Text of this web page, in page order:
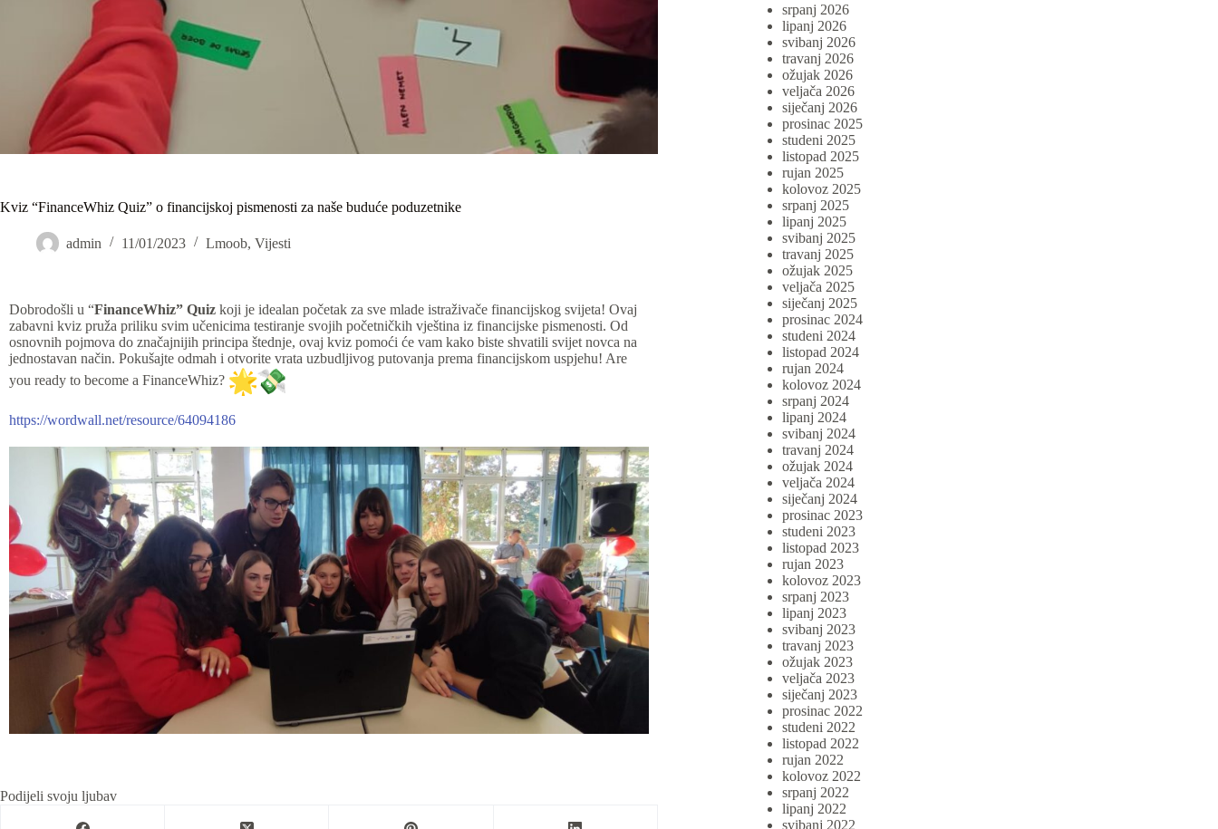
Kviz “FinanceWhiz Quiz” o financijskoj pismenosti za naše buduće poduzetnike
admin 11/01/2023 Lmoob, Vijesti
Dobrodošli u “FinanceWhiz” Quiz koji je idealan početak za sve mlade istraživače financijskog svijeta! Ovaj
zabavni kviz pruža priliku svim učenicima testiranje svojih početničkih vještina iz financijske pismenosti. Od
osnovnih pojmova do značajnijih principa štednje, ovaj kviz pomoći će vam kako biste shvatili svijet novca na
jednostavan način. Pokušajte odmah i otvorite vrata uzbudljivog putovanja prema financijskom uspjehu! Are
you ready to become a FinanceWhiz?
https://wordwall.net/resource/64094186
Podijeli svoju ljubav
srpanj 2026
lipanj 2026
svibanj 2026
travanj 2026
ožujak 2026
veljača 2026
siječanj 2026
prosinac 2025
studeni 2025
listopad 2025
rujan 2025
kolovoz 2025
srpanj 2025
lipanj 2025
svibanj 2025
travanj 2025
ožujak 2025
veljača 2025
siječanj 2025
prosinac 2024
studeni 2024
listopad 2024
rujan 2024
kolovoz 2024
srpanj 2024
lipanj 2024
svibanj 2024
travanj 2024
ožujak 2024
veljača 2024
siječanj 2024
prosinac 2023
studeni 2023
listopad 2023
rujan 2023
kolovoz 2023
srpanj 2023
lipanj 2023
svibanj 2023
travanj 2023
ožujak 2023
veljača 2023
siječanj 2023
prosinac 2022
studeni 2022
listopad 2022
rujan 2022
kolovoz 2022
srpanj 2022
lipanj 2022
svibanj 2022